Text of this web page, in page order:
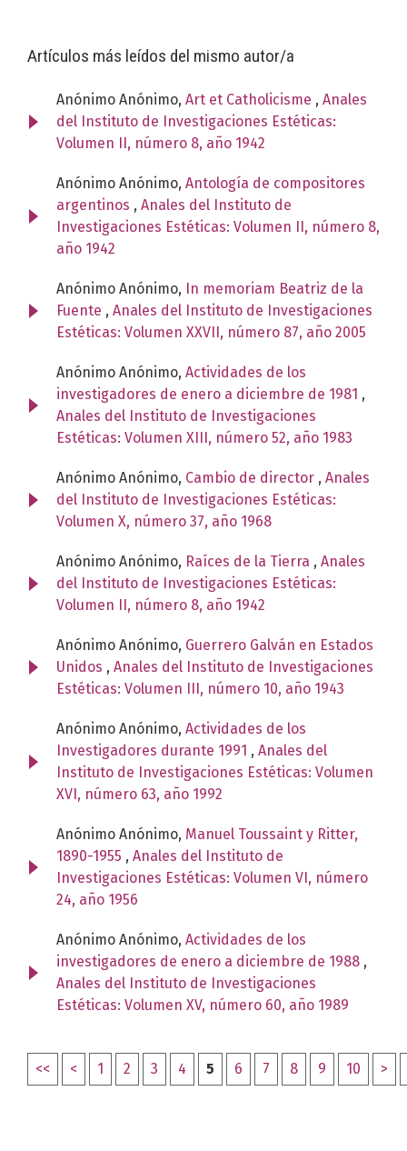
Artículos más leídos del mismo autor/a
Anónimo Anónimo, Art et Catholicisme , Anales
del Instituto de Investigaciones Estéticas:
Volumen II, número 8, año 1942
Anónimo Anónimo, Antología de compositores
argentinos , Anales del Instituto de
Investigaciones Estéticas: Volumen II, número 8,
año 1942
Anónimo Anónimo, In memoriam Beatriz de la
Fuente , Anales del Instituto de Investigaciones
Estéticas: Volumen XXVII, número 87, año 2005
Anónimo Anónimo, Actividades de los
investigadores de enero a diciembre de 1981 ,
Anales del Instituto de Investigaciones
Estéticas: Volumen XIII, número 52, año 1983
Anónimo Anónimo, Cambio de director , Anales
del Instituto de Investigaciones Estéticas:
Volumen X, número 37, año 1968
Anónimo Anónimo, Raíces de la Tierra , Anales
del Instituto de Investigaciones Estéticas:
Volumen II, número 8, año 1942
Anónimo Anónimo, Guerrero Galván en Estados
Unidos , Anales del Instituto de Investigaciones
Estéticas: Volumen III, número 10, año 1943
Anónimo Anónimo, Actividades de los
Investigadores durante 1991 , Anales del
Instituto de Investigaciones Estéticas: Volumen
XVI, número 63, año 1992
Anónimo Anónimo, Manuel Toussaint y Ritter,
1890-1955 , Anales del Instituto de
Investigaciones Estéticas: Volumen VI, número
24, año 1956
Anónimo Anónimo, Actividades de los
investigadores de enero a diciembre de 1988 ,
Anales del Instituto de Investigaciones
Estéticas: Volumen XV, número 60, año 1989
<< < 1 2 3 4 5 6 7 8 9 10 >